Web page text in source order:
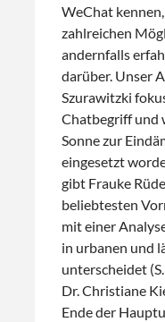
WeChat
zahlreichen
andernfalls
darüber. Unser
Szurawitzki
Chatbegriff und
Sonne zur
eingesetzt
gibt Frauke
beliebtesten
mit einer
in urbanen und
unterscheidet
Dr. Christiane
Ende der